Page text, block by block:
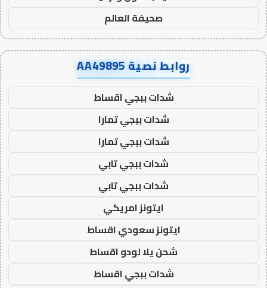
صحيفة العالم
روابط نصية AA49895
شدات ببجي اقساط
شدات ببجي تمارا
شدات ببجي تمارا
شدات ببجي تابي
شدات ببجي تابي
ايتونز امريكي
ايتونز سعودي اقساط
شحن يلا لودو اقساط
شدات ببجي اقساط